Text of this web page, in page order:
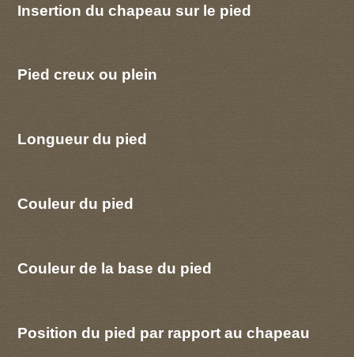
Insertion du chapeau sur le pied
Pied creux ou plein
Longueur du pied
Couleur du pied
Couleur de la base du pied
Position du pied par rapport au chapeau